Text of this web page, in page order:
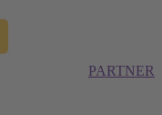
PARTNER